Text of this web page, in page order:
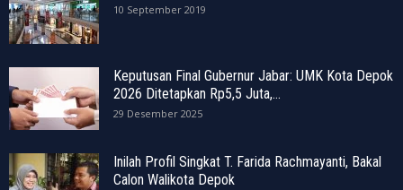
10 September 2019
Keputusan Final Gubernur Jabar: UMK Kota Depok
2026 Ditetapkan Rp5,5 Juta,...
29 Desember 2025
Inilah Profil Singkat T. Farida Rachmayanti, Bakal
Calon Walikota Depok